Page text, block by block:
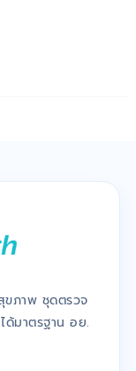
ขภาพ ชุดตรวจ
ด้มาตรฐาน อย.